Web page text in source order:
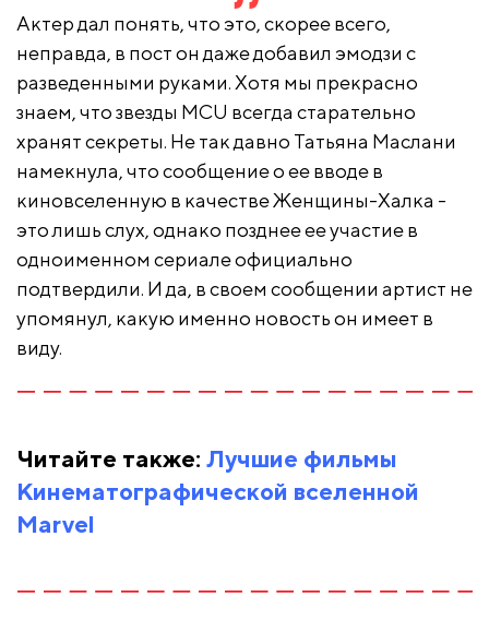
Актер дал понять, что это, скорее всего,
неправда, в пост он даже добавил эмодзи с
разведенными руками. Хотя мы прекрасно
знаем, что звезды MCU всегда старательно
хранят секреты. Не так давно Татьяна Маслани
намекнула, что сообщение о ее вводе в
киновселенную в качестве Женщины-Халка -
это лишь слух, однако позднее ее участие в
одноименном сериале официально
подтвердили. И да, в своем сообщении артист не
упомянул, какую именно новость он имеет в
виду.
Читайте также: Лучшие фильмы
Кинематографической вселенной
Marvel